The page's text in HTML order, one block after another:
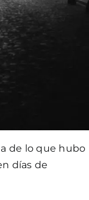
de lo que hubo
días de